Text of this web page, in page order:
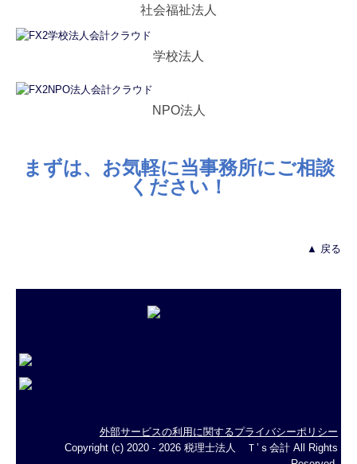
社会福祉法人
学校法人
NPO法人
まずは、お気軽に当事務所にご相談
ください！
▲ 戻る
外部サービスの利用に関するプライバシーポリシー
Copyright (c) 2020 - 2026 税理士法人 Ｔ’ｓ会計 All Rights